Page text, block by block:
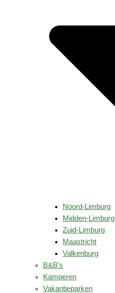
Noord-Limburg
Midden-Limburg
Zuid-Limburg
Maastricht
Valkenburg
B&B’s
Kamperen
Vakantieparken